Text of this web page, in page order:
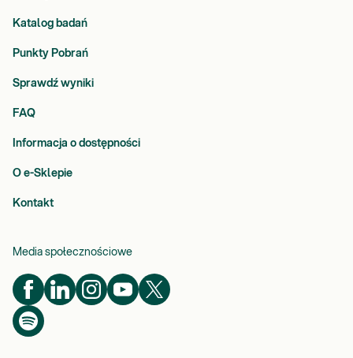
Katalog badań
Punkty Pobrań
Sprawdź wyniki
FAQ
Informacja o dostępności
O e-Sklepie
Kontakt
Media społecznościowe